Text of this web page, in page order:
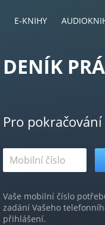
E-KNIHY
DENÍK
Pro
Vaše mobilní číslo
zadání Vašeho
přihlášení.